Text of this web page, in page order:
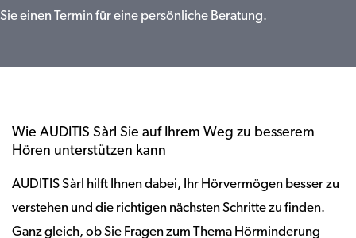
Sie einen Termin für eine persönliche Beratung.
Wie AUDITIS Sàrl Sie auf Ihrem Weg zu besserem
Hören unterstützen kann
AUDITIS Sàrl hilft Ihnen dabei, Ihr Hörvermögen besser zu
verstehen und die richtigen nächsten Schritte zu finden.
Ganz gleich, ob Sie Fragen zum Thema Hörminderung